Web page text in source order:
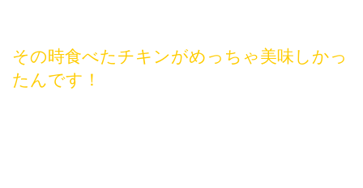
その時食べたチキンがめっちゃ美味しかっ
たんです！